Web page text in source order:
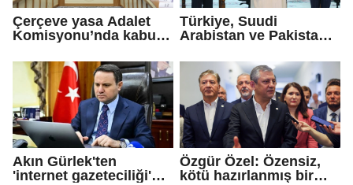
Çerçeve yasa Adalet
Komisyonu’nda kabul
Türkiye, Suudi
Arabistan ve Pakistan
Savunma Anlaşması'
imzalandı
Akın Gürlek'ten
'internet gazeteciliği'
Özgür Özel: Özensiz,
kötü hazırlanmış bir